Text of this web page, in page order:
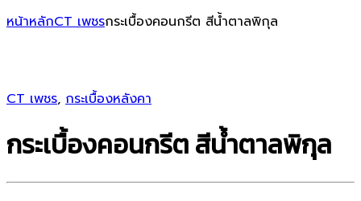
หน้าหลักCT เพชรกระเบื้องคอนกรีต สีน้ำตาลพิกุล
CT เพชร, กระเบื้องหลังคา
กระเบื้องคอนกรีต สีน้ำตาลพิกุล